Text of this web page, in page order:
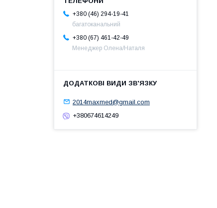
+380 (46) 294-19-41
багатоканальний
+380 (67) 461-42-49
Менеджер Олена/Наталя
2014maxmed@gmail.com
+380674614249